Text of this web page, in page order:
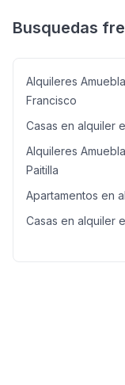
Busquedas
Alquileres
Francisco
Casas en alquiler
Alquileres
Paitilla
Apartamentos en
Casas en alquiler